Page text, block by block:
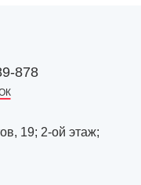
878
19; 2-ой этаж;